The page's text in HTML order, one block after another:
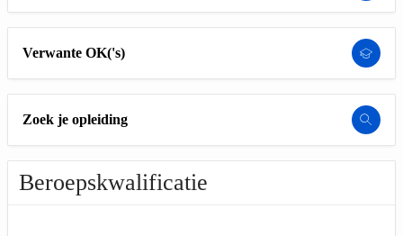
Verwante OK('s)
Zoek je opleiding
Beroepskwalificatie